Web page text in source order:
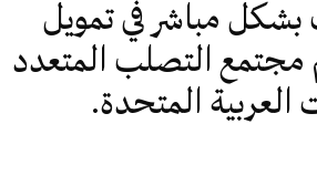
بشكل مباشر في تمويل
مجتمع التصلب المتعدد
العربية المتحدة.